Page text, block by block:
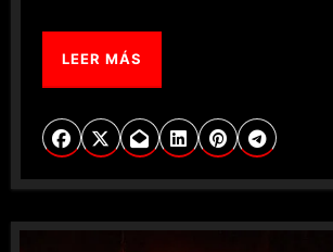
LEER MÁS